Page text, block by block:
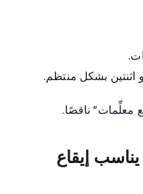
اثنتين بشكل منتظم.
معلِّمات” ناقصًا.
إيقاع